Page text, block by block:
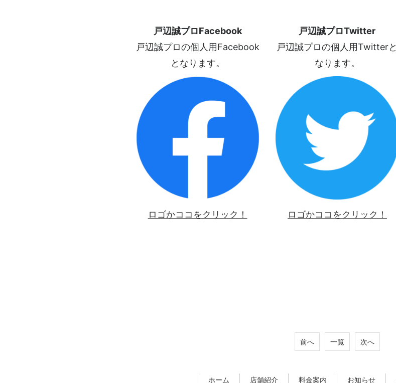
戸辺誠プロFacebook
戸辺誠プロの個人用Facebook
となります。
ロゴかココをクリック！
戸辺誠プロTwitter
戸辺誠プロの個人用Twitterと
なります。
ロゴかココをクリック！
前へ 一覧 次へ
ホーム 店舗紹介 料金案内 お知らせ